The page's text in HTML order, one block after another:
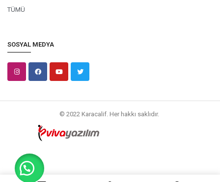
TÜMÜ
SOSYAL MEDYA
© 2022 Karacalif. Her hakkı saklıdır.